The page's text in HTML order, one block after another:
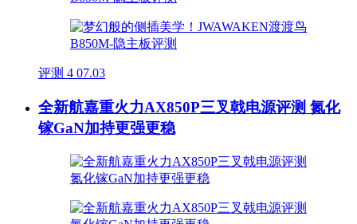
评测 4 07.03
全新航嘉重火力AX850P三叉戟电源评测 氮化
镓GaN加持更强更稳